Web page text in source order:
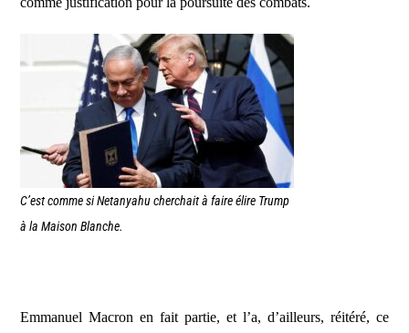
C’est comme si Netanyahu cherchait à faire élire Trump
à la Maison Blanche.
Emmanuel Macron en fait partie, et l’a, d’ailleurs, réitéré, ce